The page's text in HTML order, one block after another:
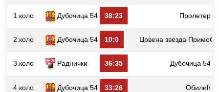
1.коло Дубочица 54 38:23 Пролетер
2.коло Дубочица 54 10:0 Црвена звезда
3.коло Раднички 36:35 Дубочица 54
4.коло Дубочица 54 33:26 Обилић